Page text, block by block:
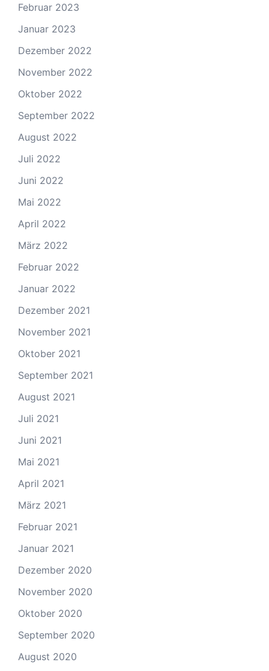
Februar 2023
Januar 2023
Dezember 2022
November 2022
Oktober 2022
September 2022
August 2022
Juli 2022
Juni 2022
Mai 2022
April 2022
März 2022
Februar 2022
Januar 2022
Dezember 2021
November 2021
Oktober 2021
September 2021
August 2021
Juli 2021
Juni 2021
Mai 2021
April 2021
März 2021
Februar 2021
Januar 2021
Dezember 2020
November 2020
Oktober 2020
September 2020
August 2020